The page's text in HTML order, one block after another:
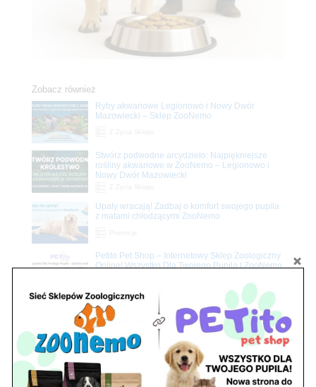
Zobacz również
Ryby akwariowe Legionowo i Nowy Dwór
Mazowiecki – Sklep ZooNemo
Stwórz podwodne arcydzieło: Najpiękniejsze
rośliny akwariowe w ZooNemo – Legionowo i
Nowy Dwór Mazowiecki
Upały wracają! Zadbaj o komfort swojego pupila
z matami chłodzącymi ZooNemo
Petito Pet Shop – Internetowy Sklep Zoologiczny
Online! Wszystko Dla Twojego Pupila | ZooNemo
Znajdź nas
Adres
05-120 Legionowo
ul. Piłsudskiego 31,